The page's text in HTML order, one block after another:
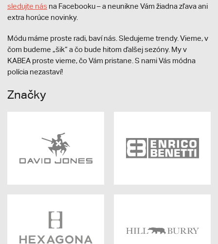
sledujte nás na Facebooku – a neunikne Vám žiadna zľava ani
extra horúce novinky.
Módu máme proste radi, baví nás. Sledujeme trendy. Vieme, v
čom budeme „šik“ a čo bude hitom ďalšej sezóny. My v
KABEA proste vieme, čo Vám pristane. S nami Vás módna
polícia nezastaví!
Značky